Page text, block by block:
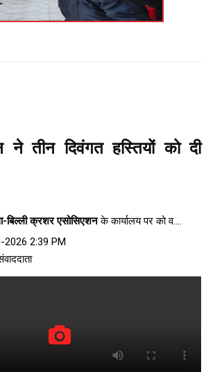
तीन दिवंगत हस्तियों को दी
बिल्ली क्रशर एसोसिएशनके कार्यालय पर को व....
2:39 PM